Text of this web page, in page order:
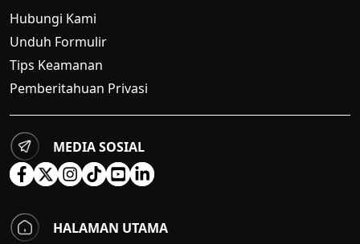
Hubungi Kami
Unduh Formulir
Tips Keamanan
Pemberitahuan Privasi
MEDIA SOSIAL
HALAMAN UTAMA